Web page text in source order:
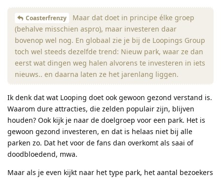
Coasterfrenzy
Maar dat doet in principe élke groep
(behalve misschien aspro), maar investeren daar
bovenop wel nog. En globaal zie je bij de Loopings Group
toch wel steeds dezelfde trend: Nieuw park, waar ze dan
eerst wat dingen weg halen alvorens te investeren in iets
nieuws.. en daarna laten ze het jarenlang liggen.
Ik denk dat wat Looping doet ook gewoon gezond verstand is.
Waarom dure attracties, die zelden populair zijn, blijven
houden? Ook kijk je naar de doelgroep voor een park. Het is
gewoon gezond investeren, en dat is helaas niet bij alle
parken zo. Dat het voor de fans dan overkomt als saai of
doodbloedend, mwa.
Maar als je even kijkt naar het type park, het aantal bezoekers